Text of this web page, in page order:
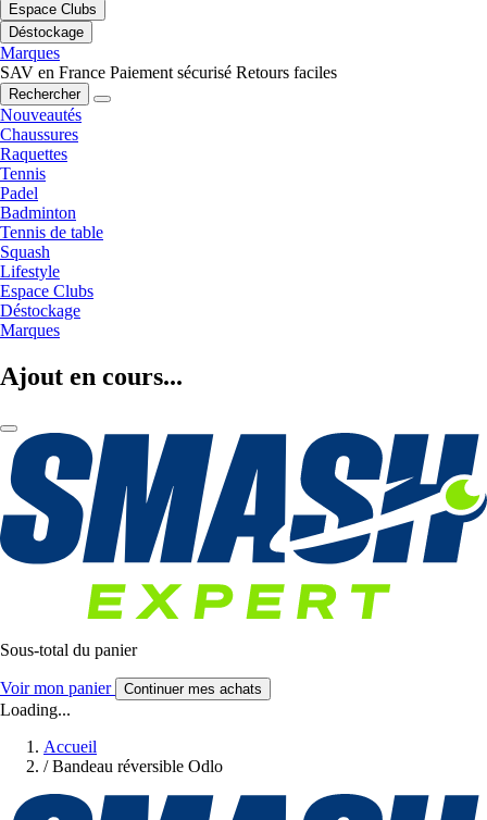
Espace Clubs
Déstockage
Marques
SAV en France Paiement sécurisé Retours faciles
Rechercher
Nouveautés
Chaussures
Raquettes
Tennis
Padel
Badminton
Tennis de table
Squash
Lifestyle
Espace Clubs
Déstockage
Marques
Ajout en cours...
Sous-total du panier
Voir mon panier Continuer mes achats
Loading...
Accueil
/ Bandeau réversible Odlo